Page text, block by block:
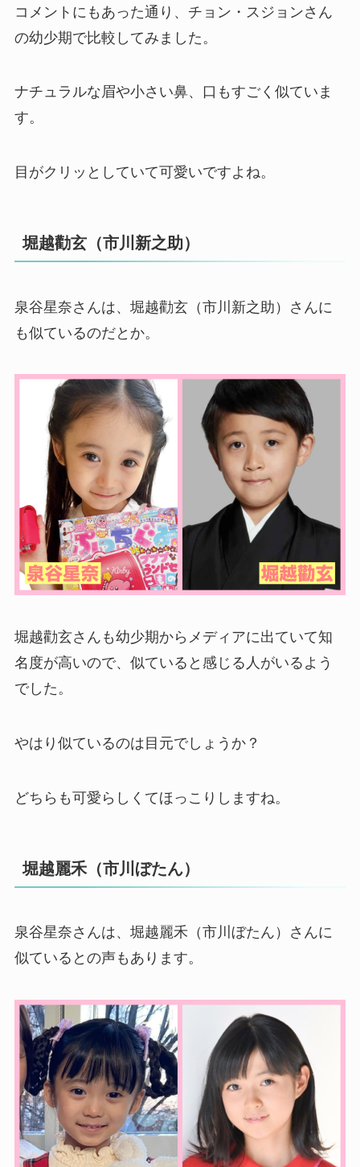
コメントにもあった通り、チョン・スジョンさん
の幼少期で比較してみました。
ナチュラルな眉や小さい鼻、口もすごく似ていま
す。
目がクリッとしていて可愛いですよね。
堀越勸玄（市川新之助）
泉谷星奈さんは、堀越勸玄（市川新之助）さんに
も似ているのだとか。
堀越勸玄さんも幼少期からメディアに出ていて知
名度が高いので、似ていると感じる人がいるよう
でした。
やはり似ているのは目元でしょうか？
どちらも可愛らしくてほっこりしますね。
堀越麗禾（市川ぼたん）
泉谷星奈さんは、堀越麗禾（市川ぼたん）さんに
似ているとの声もあります。